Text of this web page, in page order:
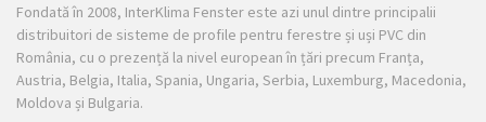
Fondată în 2008, InterKlima Fenster este azi unul dintre principalii
distribuitori de sisteme de profile pentru ferestre și uși PVC din
România, cu o prezență la nivel european în țări precum Franța,
Austria, Belgia, Italia, Spania, Ungaria, Serbia, Luxemburg, Macedonia,
Moldova și Bulgaria.